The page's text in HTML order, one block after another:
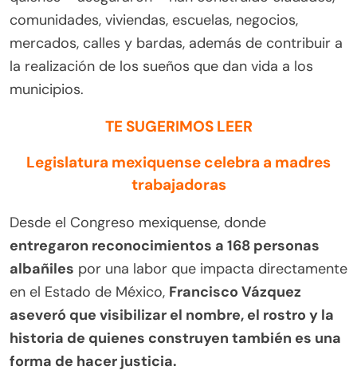
comunidades, viviendas, escuelas, negocios,
mercados, calles y bardas, además de contribuir a
la realización de los sueños que dan vida a los
municipios.
TE SUGERIMOS LEER
Legislatura mexiquense celebra a madres
trabajadoras
Desde el Congreso mexiquense, donde
entregaron reconocimientos a 168 personas
albañiles por una labor que impacta directamente
en el Estado de México, Francisco Vázquez
aseveró que visibilizar el nombre, el rostro y la
historia de quienes construyen también es una
forma de hacer justicia.